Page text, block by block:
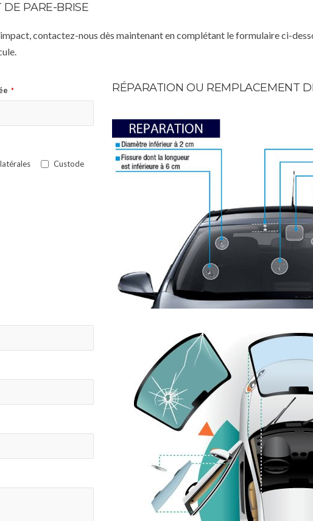
PARE-BRISE
contactez-nous dès maintenant en complétant le formulaire ci-
*
Custode
RÉPARATION OU REMPLACEMENT